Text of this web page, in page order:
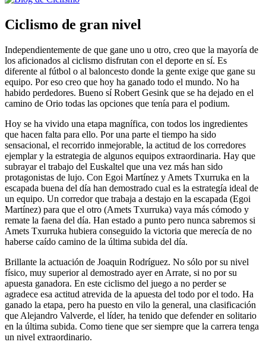
Ciclismo de gran nivel
Independientemente de que gane uno u otro, creo que la mayoría de
los aficionados al ciclismo disfrutan con el deporte en sí. Es
diferente al fútbol o al baloncesto donde la gente exige que gane su
equipo. Por eso creo que hoy ha ganado todo el mundo. No ha
habido perdedores. Bueno sí Robert Gesink que se ha dejado en el
camino de Orio todas las opciones que tenía para el podium.
Hoy se ha vivido una etapa magnífica, con todos los ingredientes
que hacen falta para ello. Por una parte el tiempo ha sido
sensacional, el recorrido inmejorable, la actitud de los corredores
ejemplar y la estrategia de algunos equipos extraordinaria. Hay que
subrayar el trabajo del Euskaltel que una vez más han sido
protagonistas de lujo. Con Egoi Martínez y Amets Txurruka en la
escapada buena del día han demostrado cual es la estrategía ideal de
un equipo. Un corredor que trabaja a destajo en la escapada (Egoi
Martínez) para que el otro (Amets Txurruka) vaya más cómodo y
remate la faena del día. Han estado a punto pero nunca sabremos si
Amets Txurruka hubiera conseguido la victoria que merecía de no
haberse caído camino de la última subida del día.
Brillante la actuación de Joaquin Rodríguez. No sólo por su nivel
físico, muy superior al demostrado ayer en Arrate, si no por su
apuesta ganadora. En este ciclismo del juego a no perder se
agradece esa actitud atrevida de la apuesta del todo por el todo. Ha
ganado la etapa, pero ha puesto en vilo la general, una clasificación
que Alejandro Valverde, el líder, ha tenido que defender en solitario
en la última subida. Como tiene que ser siempre que la carrera tenga
un nivel extraordinario.